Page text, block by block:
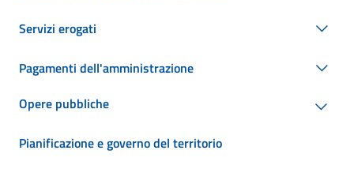
Servizi erogati
Pagamenti dell'amministrazione
Opere pubbliche
Pianificazione e governo del territorio